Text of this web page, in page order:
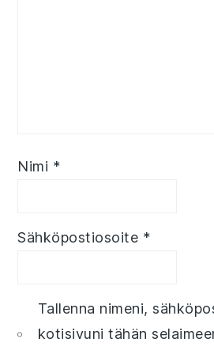
Nimi *
Sähköpostiosoite *
Tallenna nimeni,
kotisivuni tähän